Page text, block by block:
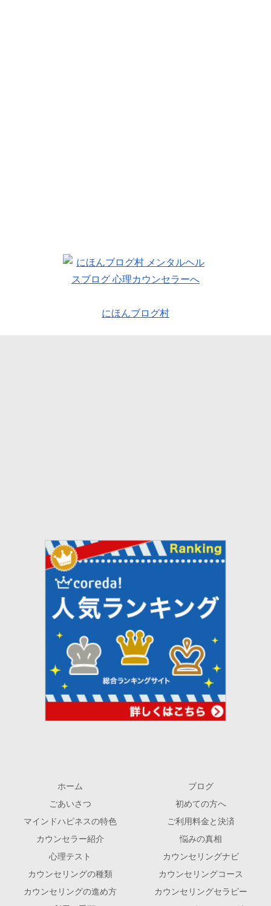
にほんブログ村
ホーム
ブログ
ごあいさつ
初めての方へ
マインドハピネスの特色
ご利用料金と決済
カウンセラー紹介
悩みの真相
心理テスト
カウンセリングナビ
カウンセリングの種類
カウンセリングコース
カウンセリングの進め方
カウンセリングセラピー